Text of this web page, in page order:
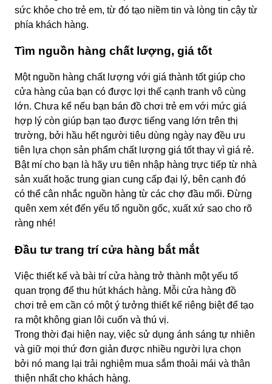
sức khỏe cho trẻ em, từ đó tạo niềm tin và lòng tin cậy từ
phía khách hàng.
Tìm nguồn hàng chất lượng, giá tốt
Một nguồn hàng chất lượng với giá thành tốt giúp cho
cửa hàng của bạn có được lợi thế cạnh tranh vô cùng
lớn. Chưa kể nếu bạn bán đồ chơi trẻ em với mức giá
hợp lý còn giúp bạn tạo được tiếng vang lớn trên thị
trường, bởi hầu hết người tiêu dùng ngày nay đều ưu
tiên lựa chọn sản phẩm chất lượng giá tốt thay vì giá rẻ.
Bật mí cho bạn là hãy ưu tiên nhập hàng trực tiếp từ nhà
sản xuất hoặc trung gian cung cấp đại lý, bên cạnh đó
có thể cân nhắc nguồn hàng từ các chợ đầu mối. Đừng
quên xem xét đến yếu tố nguồn gốc, xuất xứ sao cho rõ
ràng nhé!
Đầu tư trang trí cửa hàng bắt mắt
Việc thiết kế và bài trí cửa hàng trở thành một yếu tố
quan trọng để thu hút khách hàng. Mỗi cửa hàng đồ
chơi trẻ em cần có một ý tưởng thiết kế riêng biệt để tạo
ra một không gian lôi cuốn và thú vị.
Trong thời đại hiện nay, việc sử dụng ánh sáng tự nhiên
và giữ mọi thứ đơn giản được nhiều người lựa chọn
bởi nó mang lại trải nghiệm mua sắm thoải mái và thân
thiện nhất cho khách hàng.